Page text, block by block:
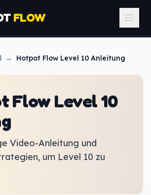
FLOW
→ Hotpot Flow Level 10 Anleitung
Flow Level 10
Video-Anleitung und
um Level 10 zu